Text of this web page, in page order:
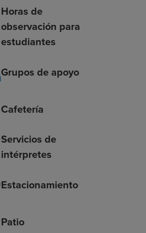
Horas de
observación para
estudiantes
Grupos de apoyo
Cafetería
Servicios de
intérpretes
Estacionamiento
Patio